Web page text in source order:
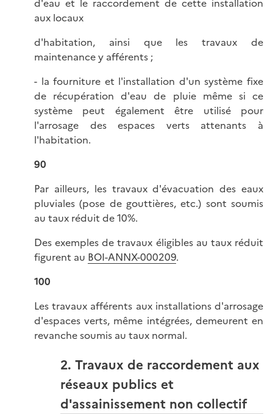
aux locaux
d'habitation, ainsi que les travaux de
maintenance y afférents ;
- la fourniture et l'installation d'un système fixe
de récupération d'eau de pluie même si ce
système peut également être utilisé pour
l'arrosage des espaces verts attenants à
l'habitation.
90
Par ailleurs, les travaux d'évacuation des eaux
pluviales (pose de gouttières, etc.) sont soumis
au taux réduit de 10%.
Des exemples de travaux éligibles au taux réduit
figurent au BOI-ANNX-000209.
100
Les travaux afférents aux installations d'arrosage
d'espaces verts, même intégrées, demeurent en
revanche soumis au taux normal.
2. Travaux de raccordement aux
réseaux publics et
d'assainissement non collectif